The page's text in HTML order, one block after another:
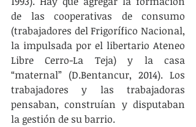
de las cooperativas de consumo
(trabajadores del Frigorífico Nacional,
la impulsada por el libertario Ateneo
Libre Cerro-La Teja) y la casa
“maternal” (D.Bentancur, 2014). Los
trabajadores y las trabajadoras
pensaban, construían y disputaban
la gestión de su barrio.